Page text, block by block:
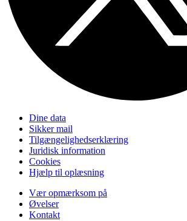
Dine data
Sikker mail
Tilgængelighedserklæring
Juridisk information
Cookies
Hjælp til oplæsning
Vær opmærksom på
Øvelser
Kontakt